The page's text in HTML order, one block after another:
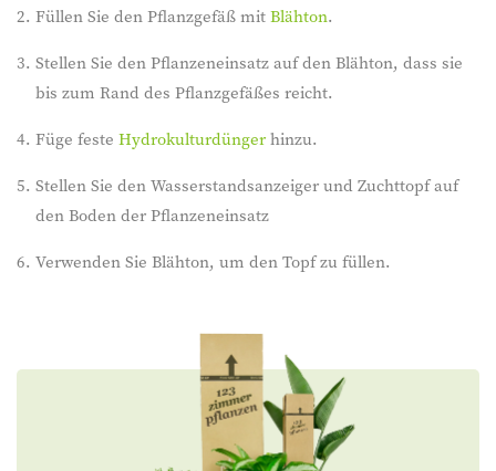
Füllen Sie den Pflanzgefäß mitBlähton.
Stellen Sie den Pflanzeneinsatz auf den Blähton, dass sie
bis zum Rand des Pflanzgefäßes reicht.
Füge feste Hydrokulturdüngerhinzu.
Stellen Sie den Wasserstandsanzeiger und Zuchttopf auf
den Boden der Pflanzeneinsatz
Verwenden Sie Blähton, um den Topf zu füllen.